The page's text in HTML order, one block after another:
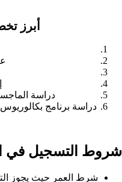
أبرز
دراسة
دراسة برنامج بكالوريوس
شروط التسجيل في
شرط العمر حيث يجوز التسجيل من سن